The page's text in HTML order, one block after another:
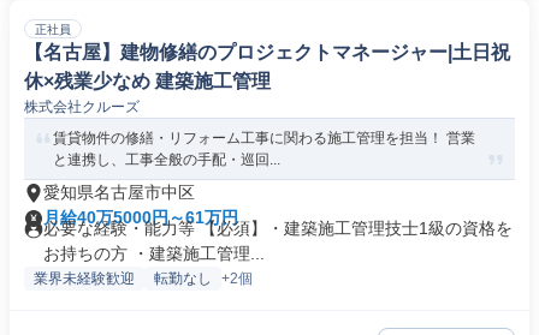
正社員
【名古屋】建物修繕のプロジェクトマネージャー|土日祝
休×残業少なめ 建築施工管理
株式会社クルーズ
賃貸物件の修繕・リフォーム工事に関わる施工管理を担当！ 営業
と連携し、工事全般の手配・巡回...
愛知県名古屋市中区
月給40万5000円～61万円
必要な経験・能力等 【必須】・建築施工管理技士1級の資格を
お持ちの方 ・建築施工管理...
業界未経験歓迎 転勤なし +2個